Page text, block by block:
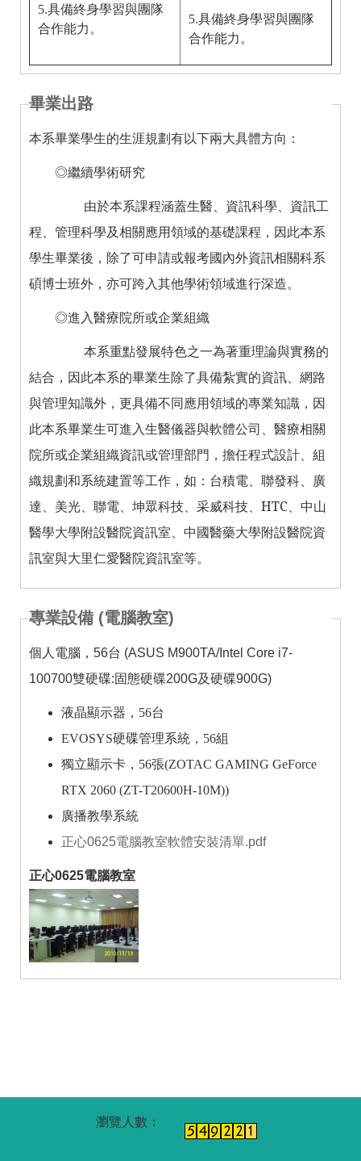
5.具備終身學習與團隊
合作能力。
5.具備終身學習與團隊
合作能力。
畢業出路
本系畢業學生的生涯規劃有以下兩大具體方向：
◎繼續學術研究
由於本系課程涵蓋生醫、資訊科學、資訊工
程、管理科學及相關應用領域的基礎課程，因此本系
學生畢業後，除了可申請或報考國內外資訊相關科系
碩博士班外，亦可跨入其他學術領域進行深造。
◎進入醫療院所或企業組織
本系重點發展特色之一為著重理論與實務的
結合，因此本系的畢業生除了具備紮實的資訊、網路
與管理知識外，更具備不同應用領域的專業知識，因
此本系畢業生可進入生醫儀器與軟體公司、醫療相關
院所或企業組織資訊或管理部門，擔任程式設計、組
織規劃和系統建置等工作，如：台積電、聯發科、廣
達、美光、聯電、坤眾科技、采威科技、HTC、中山
醫學大學附設醫院資訊室、中國醫藥大學附設醫院資
訊室與大里仁愛醫院資訊室等。
專業設備 (電腦教室)
個人電腦，56台 (ASUS M900TA/Intel Core i7-
100700雙硬碟:固態硬碟200G及硬碟900G)
液晶顯示器，56台
EVOSYS硬碟管理系統，56組
獨立顯示卡，56張(ZOTAC GAMING GeForce
RTX 2060 (ZT-T20600H-10M))
廣播教學系統
正心0625電腦教室軟體安裝清單.pdf
正心0625電腦教室